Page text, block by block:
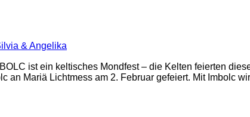
& Angelika
ist ein keltisches Mondfest – die Kelten feierten
an Mariä Lichtmess am 2. Februar gefeiert. Mit Imbolc